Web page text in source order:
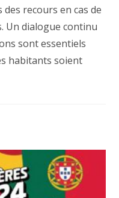
recours en cas de
Un dialogue continu
sont essentiels
habitants soient